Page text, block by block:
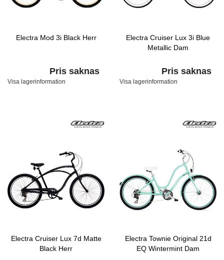
Electra Mod 3i Black Herr
Pris saknas
Visa lagerinformation
Electra Cruiser Lux 3i Blue
Metallic Dam
Pris saknas
Visa lagerinformation
Electra Cruiser Lux 7d Matte
Black Herr
Electra Townie Original 21d
EQ Wintermint Dam